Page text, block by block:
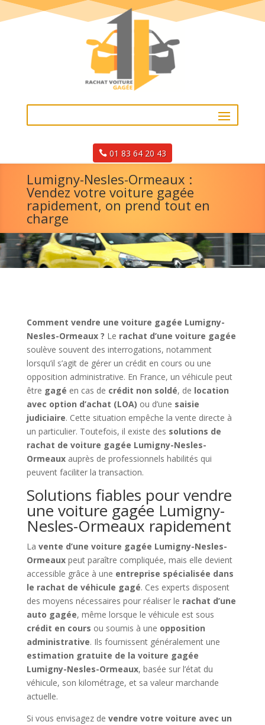
01 83 64 20 43
Lumigny-Nesles-Ormeaux :
Vendez votre voiture gagée
rapidement, on prend tout en
charge
Comment vendre une voiture gagée Lumigny-
Nesles-Ormeaux ? Le rachat d’une voiture gagée
soulève souvent des interrogations, notamment
lorsqu’il s’agit de gérer un crédit en cours ou une
opposition administrative. En France, un véhicule peut
être gagé en cas de crédit non soldé, de location
avec option d’achat (LOA) ou d’une saisie
judiciaire. Cette situation empêche la vente directe à
un particulier. Toutefois, il existe des solutions de
rachat de voiture gagée Lumigny-Nesles-
Ormeauxauprès de professionnels habilités qui
peuvent faciliter la transaction.
Solutions fiables pour vendre
une voiture gagée Lumigny-
Nesles-Ormeaux rapidement
La vente d’une voiture gagée Lumigny-Nesles-
Ormeauxpeut paraître compliquée, mais elle devient
accessible grâce à une entreprise spécialisée dans
le rachat de véhicule gagé. Ces experts disposent
des moyens nécessaires pour réaliser le rachat d’une
auto gagée, même lorsque le véhicule est sous
crédit en cours ou soumis à une opposition
administrative. Ils fournissent généralement une
estimation gratuite de la voiture gagée
Lumigny-Nesles-Ormeaux, basée sur l’état du
véhicule, son kilométrage, et sa valeur marchande
actuelle.
Si vous envisagez de vendre votre voiture avec un